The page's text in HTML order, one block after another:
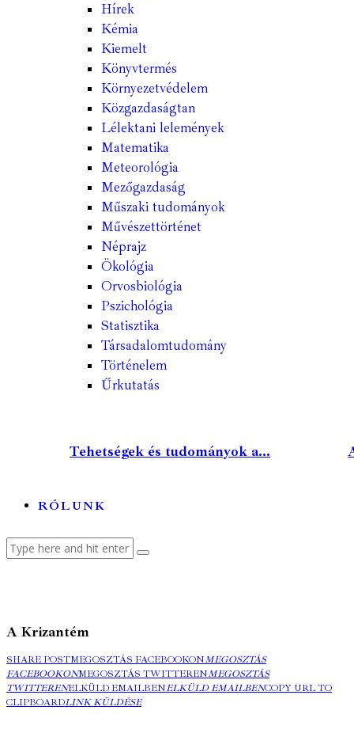
Hírek
Kémia
Kiemelt
Könyvtermés
Környezetvédelem
Közgazdaságtan
Lélektani lelemények
Matematika
Meteorológia
Mezőgazdaság
Műszaki tudományok
Művészettörténet
Néprajz
Ökológia
Orvosbiológia
Pszichológia
Statisztika
Társadalomtudomány
Történelem
Űrkutatás
Tehetségek és tudományok a...
RÓLUNK
A Krizantém
SHARE POSTMEGOSZTÁS FACEBOOKONMEGOSZTÁS
FACEBOOKONMEGOSZTÁS TWITTERENMEGOSZTÁS
TWITTERENELKÜLD EMAILBENELKÜLD EMAILBENCOPY URL TO
CLIPBOARDLINK KÜLDÉSE